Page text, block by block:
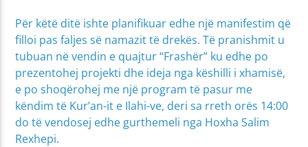
Për këtë ditë ishte planifikuar edhe një manifestim që
filloi pas faljes së namazit të drekës. Të pranishmit u
tubuan në vendin e quajtur “Frashër” ku edhe po
prezentohej projekti dhe ideja nga këshilli i xhamisë,
e po shoqërohej me një program të pasur me
këndim të Kur’an-it e Ilahi-ve, deri sa rreth orës 14:00
do të vendosej edhe gurthemeli nga Hoxha Salim
Rexhepi.